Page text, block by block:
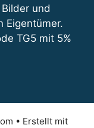
und
Eigentümer.
TG5 mit 5%
• Erstellt mit